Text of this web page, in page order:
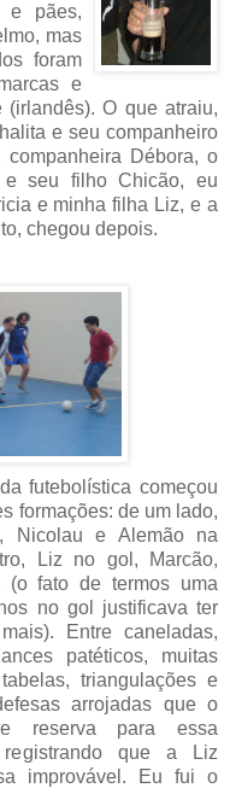
e pães,
mas
foram
e
O que atraiu,
e seu companheiro
Débora, o
e seu filho Chicão, eu
e minha filha Liz, e a
chegou depois.
futebolística começou
formações: de um lado,
Nicolau e Alemão na
Liz no gol, Marcão,
(o fato de termos uma
no gol justificava ter
Entre caneladas,
patéticos, muitas
triangulações e
arrojadas que o
reserva para essa
que a Liz
improvável. Eu fui o